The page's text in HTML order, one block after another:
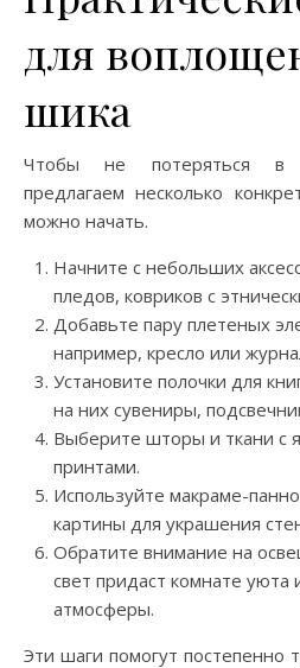
для
шика
Чтобы не потеряться в
предлагаем несколько
можно начать.
Начните с небольших
пледов, ковриков с
Добавьте пару плетеных
например, кресло или
Установите полочки для
на них сувениры,
Выберите шторы и ткани с
принтами.
Используйте макраме-
картины для украшения
Обратите внимание на
свет придаст комнате уюта
атмосферы.
Эти шаги помогут постепенно